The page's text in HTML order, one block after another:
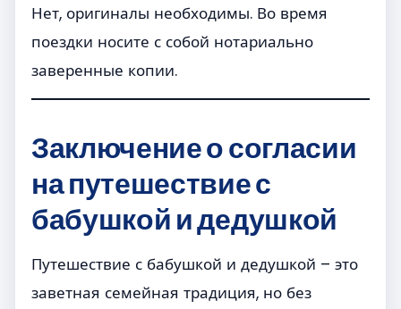
Нет, оригиналы необходимы. Во время
поездки носите с собой нотариально
заверенные копии.
Заключениео согласии
на путешествие с
бабушкой и дедушкой
Путешествие с бабушкой и дедушкой – это
заветная семейная традиция, но без